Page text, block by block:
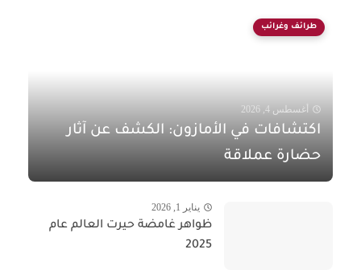
طرائف وغرائب
أغسطس 4, 2026
اكتشافات في الأمازون: الكشف عن آثار
حضارة عملاقة
يناير 1, 2026
ظواهر غامضة حيرت العالم عام
2025